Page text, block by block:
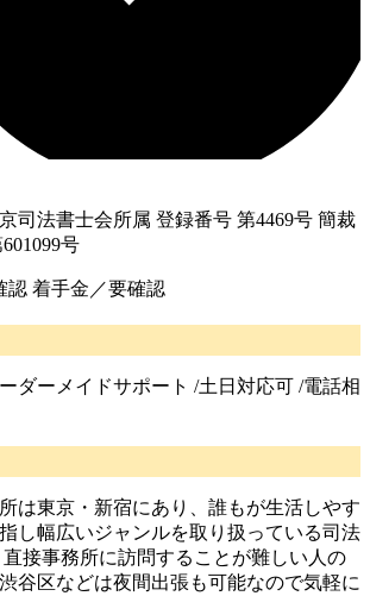
司法書士会所属 登録番号 第4469号 簡裁
号
認 着手金／要確認
ダーメイドサポート /土日対応可 /電話相
は東京・新宿にあり、誰もが生活しやす
し幅広いジャンルを取り扱っている司法
接事務所に訪問することが難しい人の
谷区などは夜間出張も可能なので気軽に